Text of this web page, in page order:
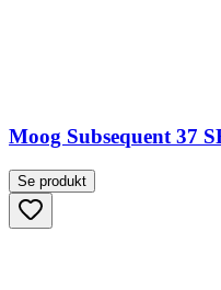
Moog Subsequent 37
Se produkt